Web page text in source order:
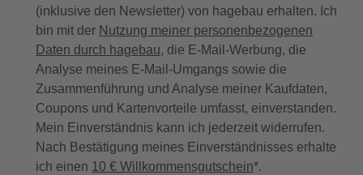
(inklusive den Newsletter) von hagebau erhalten. Ich
bin mit der Nutzung meiner personenbezogenen
Daten durch hagebau, die E-Mail-Werbung, die
Analyse meines E-Mail-Umgangs sowie die
Zusammenführung und Analyse meiner Kaufdaten,
Coupons und Kartenvorteile umfasst, einverstanden.
Mein Einverständnis kann ich jederzeit widerrufen.
Nach Bestätigung meines Einverständnisses erhalte
ich einen 10 € Willkommensgutschein*.